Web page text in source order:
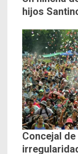
hijos
Concejal